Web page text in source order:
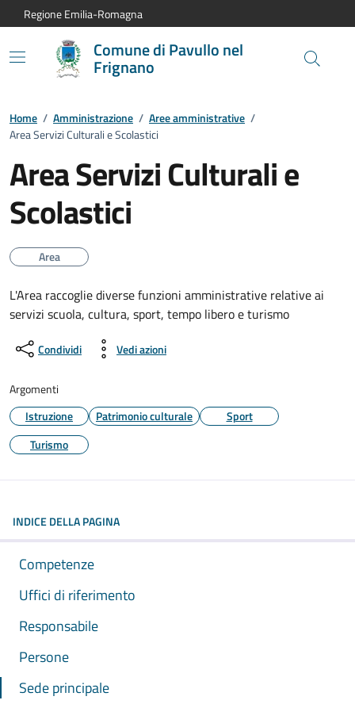
Vai al contenuto principale
Vai alla navigazione del sito
Vai al piede di pagina
Regione Emilia-Romagna
Comune di Pavullo nel
Frignano
Home / Amministrazione / Aree amministrative /
Area Servizi Culturali e Scolastici
Area Servizi Culturali e
Scolastici
Area
L'Area raccoglie diverse funzioni amministrative relative ai
servizi scuola, cultura, sport, tempo libero e turismo
Condividi Vedi azioni
Argomenti
Istruzione
Patrimonio culturale
Sport
Turismo
INDICE DELLA PAGINA
Competenze
Uffici di riferimento
Responsabile
Persone
Sede principale